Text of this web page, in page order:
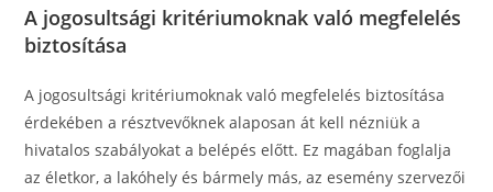
A jogosultsági kritériumoknak való megfelelés
biztosítása
A jogosultsági kritériumoknak való megfelelés biztosítása
érdekében a résztvevőknek alaposan át kell nézniük a
hivatalos szabályokat a belépés előtt. Ez magában foglalja
az életkor, a lakóhely és bármely más, az esemény szervezői